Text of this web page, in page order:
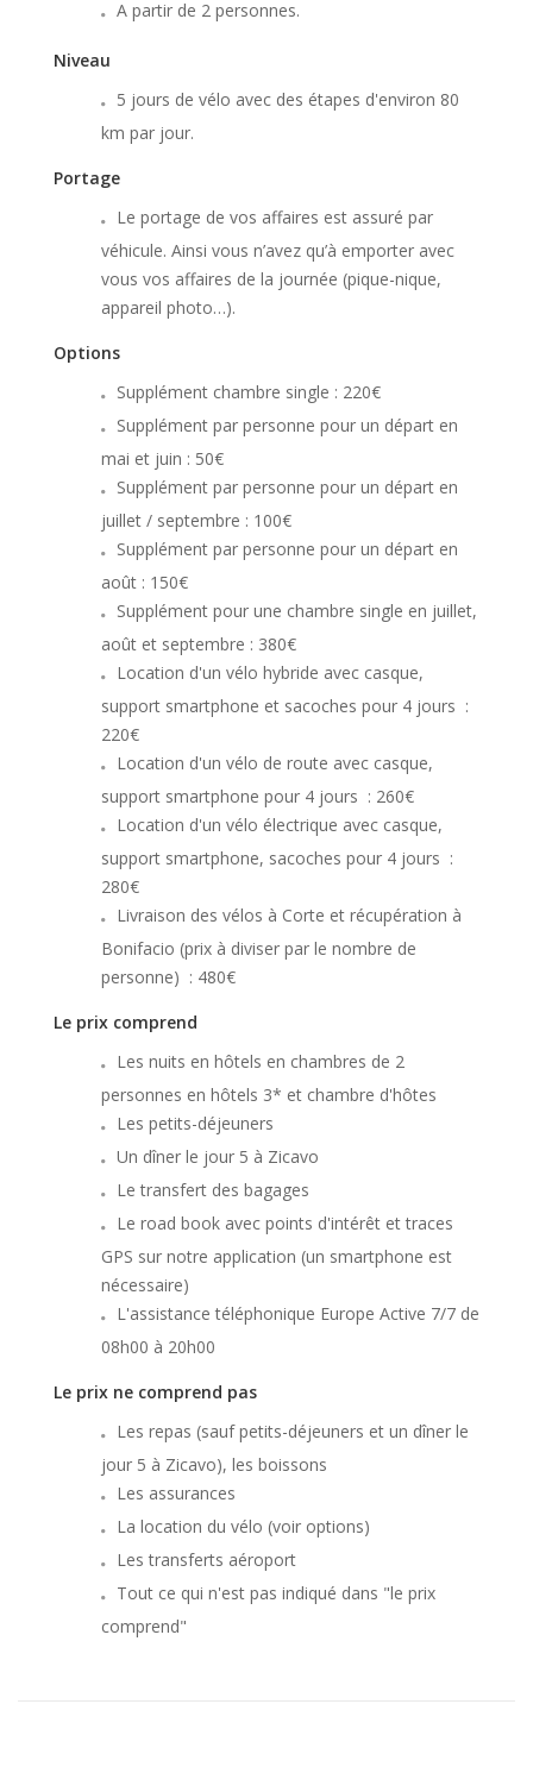
A partir de 2 personnes.
Niveau
5 jours de vélo avec des étapes d'environ 80
km par jour.
Portage
Le portage de vos affaires est assuré par
véhicule. Ainsi vous n’avez qu’à emporter avec
vous vos affaires de la journée (pique-nique,
appareil photo…).
Options
Supplément chambre single : 220€
Supplément par personne pour un départ en
mai et juin : 50€
Supplément par personne pour un départ en
juillet / septembre : 100€
Supplément par personne pour un départ en
août : 150€
Supplément pour une chambre single en juillet,
août et septembre : 380€
Location d'un vélo hybride avec casque,
support smartphone et sacoches pour 4 jours :
220€
Location d'un vélo de route avec casque,
support smartphone pour 4 jours : 260€
Location d'un vélo électrique avec casque,
support smartphone, sacoches pour 4 jours :
280€
Livraison des vélos à Corte et récupération à
Bonifacio (prix à diviser par le nombre de
personne) : 480€
Le prix comprend
Les nuits en hôtels en chambres de 2
personnes en hôtels 3* et chambre d'hôtes
Les petits-déjeuners
Un dîner le jour 5 à Zicavo
Le transfert des bagages
Le road book avec points d'intérêt et traces
GPS sur notre application (un smartphone est
nécessaire)
L'assistance téléphonique Europe Active 7/7 de
08h00 à 20h00
Le prix ne comprend pas
Les repas (sauf petits-déjeuners et un dîner le
jour 5 à Zicavo), les boissons
Les assurances
La location du vélo (voir options)
Les transferts aéroport
Tout ce qui n'est pas indiqué dans "le prix
comprend"